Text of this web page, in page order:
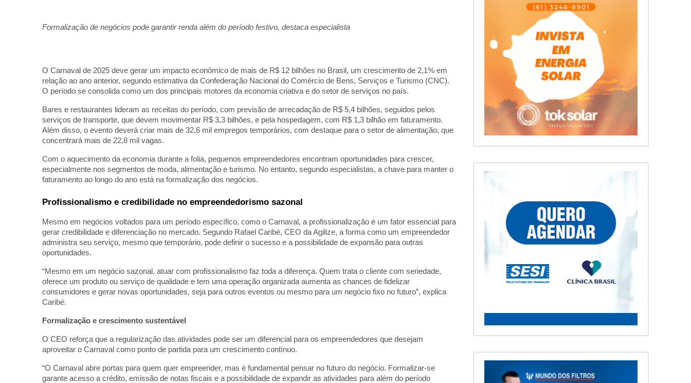
Formalização de negócios pode garantir renda além do período festivo, destaca especialista
O Carnaval de 2025 deve gerar um impacto econômico de mais de R$ 12 bilhões no Brasil, um crescimento de 2,1% em
relação ao ano anterior, segundo estimativa da Confederação Nacional do Comércio de Bens, Serviços e Turismo (CNC).
O período se consolida como um dos principais motores da economia criativa e do setor de serviços no país.
Bares e restaurantes lideram as receitas do período, com previsão de arrecadação de R$ 5,4 bilhões, seguidos pelos
serviços de transporte, que devem movimentar R$ 3,3 bilhões, e pela hospedagem, com R$ 1,3 bilhão em faturamento.
Além disso, o evento deverá criar mais de 32,6 mil empregos temporários, com destaque para o setor de alimentação, que
concentrará mais de 22,8 mil vagas.
Com o aquecimento da economia durante a folia, pequenos empreendedores encontram oportunidades para crescer,
especialmente nos segmentos de moda, alimentação e turismo. No entanto, segundo especialistas, a chave para manter o
faturamento ao longo do ano está na formalização dos negócios.
Profissionalismo e credibilidade no empreendedorismo sazonal
Mesmo em negócios voltados para um período específico, como o Carnaval, a profissionalização é um fator essencial para
gerar credibilidade e diferenciação no mercado. Segundo Rafael Caribé, CEO da Agilize, a forma como um empreendedor
administra seu serviço, mesmo que temporário, pode definir o sucesso e a possibilidade de expansão para outras
oportunidades.
“Mesmo em um negócio sazonal, atuar com profissionalismo faz toda a diferença. Quem trata o cliente com seriedade,
oferece um produto ou serviço de qualidade e tem uma operação organizada aumenta as chances de fidelizar
consumidores e gerar novas oportunidades, seja para outros eventos ou mesmo para um negócio fixo no futuro”, explica
Caribé.
Formalização e crescimento sustentável
O CEO reforça que a regularização das atividades pode ser um diferencial para os empreendedores que desejam
aproveitar o Carnaval como ponto de partida para um crescimento contínuo.
“O Carnaval abre portas para quem quer empreender, mas é fundamental pensar no futuro do negócio. Formalizar-se
garante acesso a crédito, emissão de notas fiscais e a possibilidade de expandir as atividades para além do período